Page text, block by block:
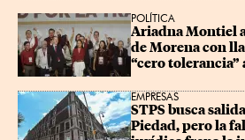
POLÍTICA
Ariadna Montiel
de Morena con
“cero
EMPRESAS
STPS busca
Piedad, pero la